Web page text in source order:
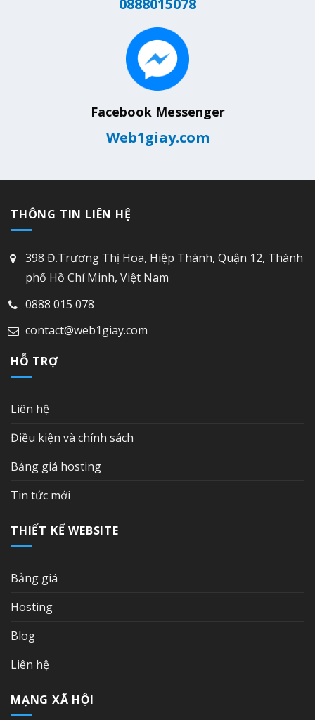
Facebook Messenger
Web1giay.com
THÔNG TIN LIÊN HỆ
398 Đ.Trương Thị Hoa, Hiệp Thành, Quận 12, Thành
phố Hồ Chí Minh, Việt Nam
0888 015 078
contact@web1giay.com
HỖ TRỢ
Liên hệ
Điều kiện và chính sách
Bảng giá hosting
Tin tức mới
THIẾT KẾ WEBSITE
Bảng giá
Hosting
Blog
Liên hệ
MẠNG XÃ HỘI